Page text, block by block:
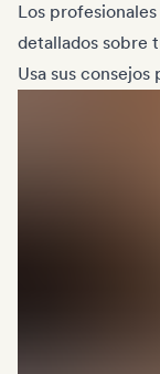
Los
detallados sobre
Usa sus